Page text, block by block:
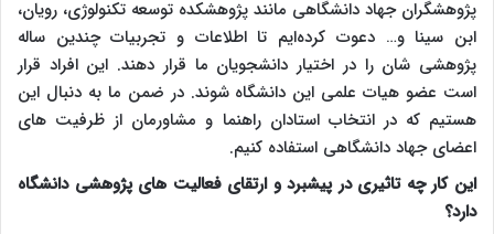
پژوهشگران جهاد دانشگاهی مانند پژوهشکده توسعه تکنولوژی، رویان،
ابن سینا و… دعوت کرده‌ایم تا اطلاعات و تجربیات چندین ساله
پژوهشی شان را در اختیار دانشجویان ما قرار دهند. این افراد قرار
است عضو هیات علمی این دانشگاه شوند. در ضمن ما به دنبال این
هستیم که در انتخاب استادان راهنما و مشاورمان از ظرفیت های
اعضای جهاد دانشگاهی استفاده کنیم.
این کار چه تاثیری در پیشبرد و ارتقای فعالیت های پژوهشی دانشگاه
دارد؟